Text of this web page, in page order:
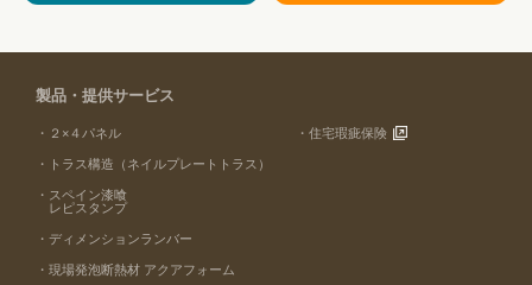
製品・提供サービス
・２×４パネル
・トラス構造（ネイルプレートトラス）
・スペイン漆喰
レピスタンプ
・ディメンションランバー
・現場発泡断熱材 アクアフォーム
・住宅瑕疵保険